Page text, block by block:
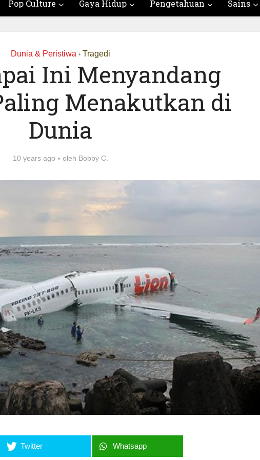
Pop Culture Gaya Hidup Pengetahuan Sains
Dunia & Peristiwa • Tragedi
Ini Menyandang
Menakutkan di
Dunia
10 years ago oleh Bobby C.
Twitter Whatsapp